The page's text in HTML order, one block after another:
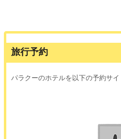
旅行予約
パラクーのホテルを以下の予約サイ